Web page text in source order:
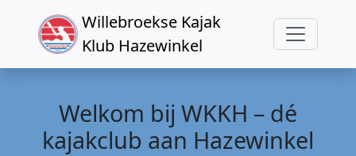
Willebroekse Kajak
Klub Hazewinkel
Welkom bij WKKH – dé
kajakclub aan Hazewinkel